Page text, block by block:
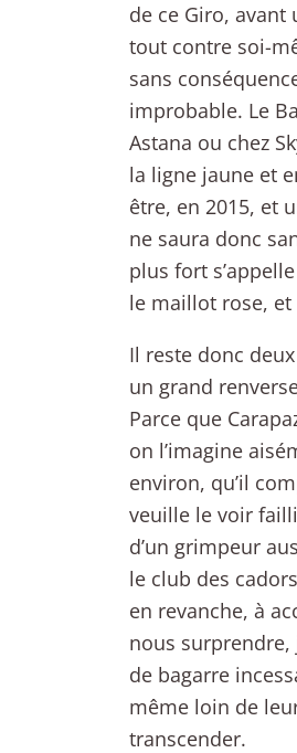
de ce Giro,
tout contre soi-
sans
improbable. Le
Astana ou chez
la ligne jaune et
être, en 2015, et
ne saura donc
plus fort
le maillot rose,
Il reste donc
un grand
Parce que
on l’imagine
environ, qu’il
veuille le voir
d’un grimpeur
le club des
en revanche, à
nous surprendre,
de bagarre
même loin de
transcender.